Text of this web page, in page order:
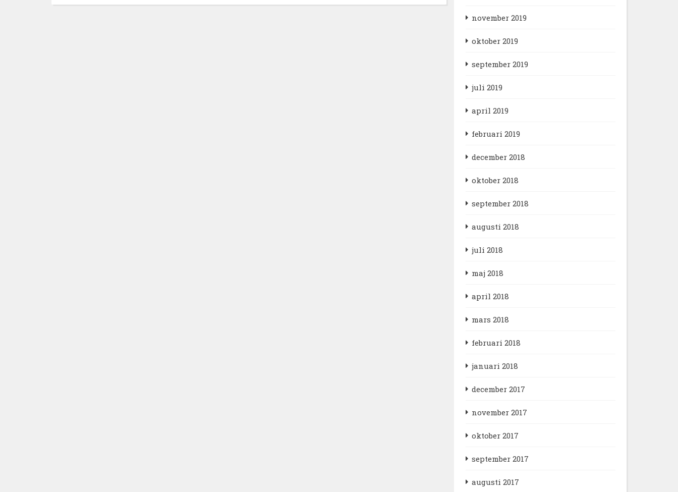
november 2019
oktober 2019
september 2019
juli 2019
april 2019
februari 2019
december 2018
oktober 2018
september 2018
augusti 2018
juli 2018
maj 2018
april 2018
mars 2018
februari 2018
januari 2018
december 2017
november 2017
oktober 2017
september 2017
augusti 2017